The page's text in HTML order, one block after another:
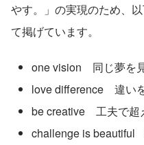
やす。」の実現のため、
て掲げています。
one vision　同じ夢を
love difference　違い
be creative　工夫で超
challenge is beautiful